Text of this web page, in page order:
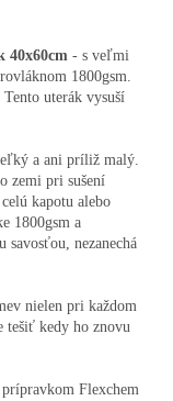
40x60cm - s veľmi
1800gsm.
uterák vysuší
a ani príliž malý.
zemi pri sušení
kapotu alebo
1800gsm a
nezanechá
nielen pri každom
tešiť kedy ho znovu
Flexchem